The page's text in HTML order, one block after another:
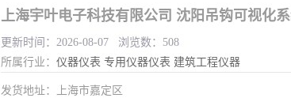
上海宇叶电子科技有限公司 沈阳吊钩可视化
更新时间：2026-08-07 浏览数：508
所属行业： 仪器仪表 专用仪器仪表 建筑工程仪器
发货地址：上海市嘉定区